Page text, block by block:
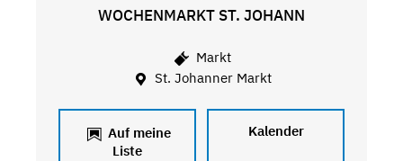
WOCHENMARKT ST. JOHANN
Markt
St. Johanner Markt
Auf meine
Liste
Kalender